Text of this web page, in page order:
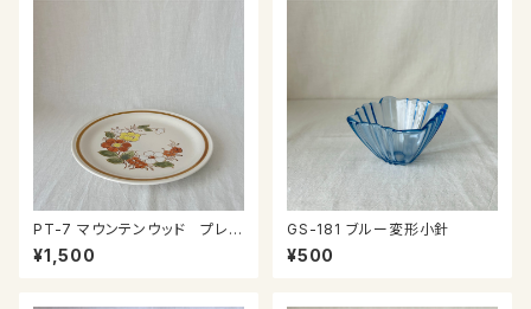
PT-7 マウンテンウッド プレー
ト
¥1,500
GS-181 ブルー変形小針
¥500